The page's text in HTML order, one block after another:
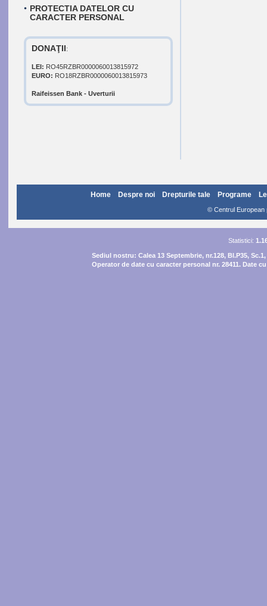
PROTECTIA DATELOR CU
CARACTER PERSONAL
DONAŢII:
LEI: RO45RZBR0000060013815972
EURO: RO18RZBR0000060013815973
Raifeissen Bank - Uverturii
Home Despre noi Drepturile tale Programe
© Centrul European
Statistici:
Sediul nostru: Calea 13 Septembrie, nr.128, Bl.P35,
Operator de date cu caracter personal nr. 28411. Date